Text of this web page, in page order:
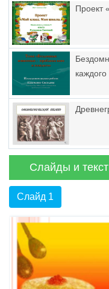
Проект
каждого
Слайды и
Слайд 1